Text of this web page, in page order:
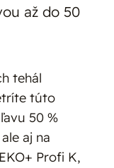
až do 50
tehál
túto
50 %
aj na
Profi K,